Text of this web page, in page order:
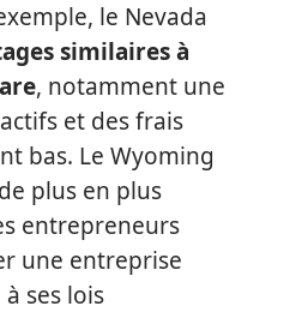
le Nevada
similaires à
, notamment une
et des frais
bas. Le Wyoming
plus en plus
entrepreneurs
une entreprise
ses lois